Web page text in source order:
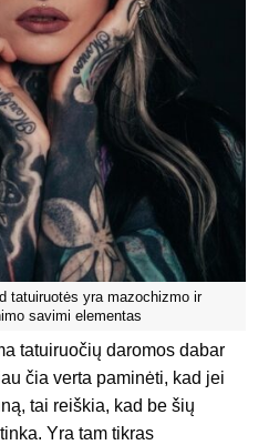
tatuiruotės yra mazochizmo ir
savimi elementas
tatuiruočių daromos dabar
čia verta paminėti, kad jei
tai reiškia, kad be šių
Yra tam tikras